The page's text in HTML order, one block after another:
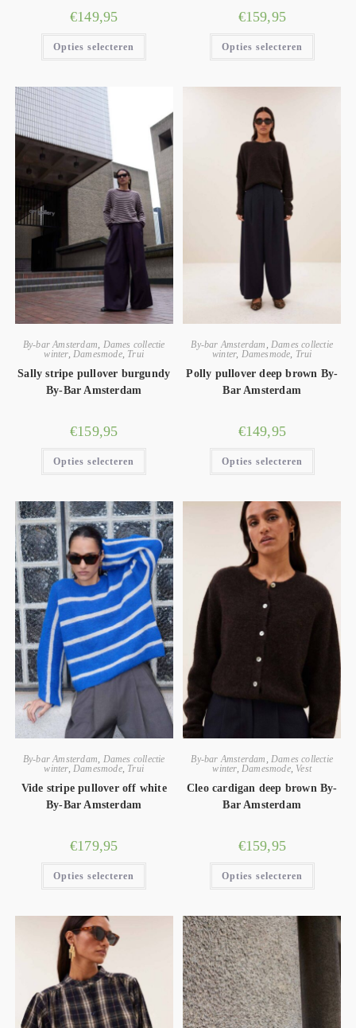
€149,95
Opties selecteren
€159,95
Opties selecteren
By-bar Amsterdam, Dames collectie
winter, Damesmode, Trui
Sally stripe pullover burgundy
By-Bar Amsterdam
€159,95
Opties selecteren
By-bar Amsterdam ,Dames collectie
winter, Damesmode, Trui
Polly pullover deep brown By-
Bar Amsterdam
€149,95
Opties selecteren
By-bar Amsterdam, Dames collectie
winter, Damesmode, Trui
Vide stripe pullover off white
By-Bar Amsterdam
€179,95
Opties selecteren
By-bar Amsterdam ,Dames collectie
winter,Damesmode, Vest
Cleo cardigan deep brown By-
Bar Amsterdam
€159,95
Opties selecteren